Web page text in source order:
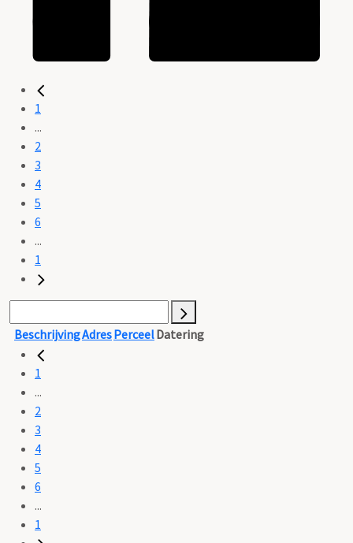
1
...
2
3
4
5
6
...
1
BeschrijvingAdresPerceelDatering
1
...
2
3
4
5
6
...
1